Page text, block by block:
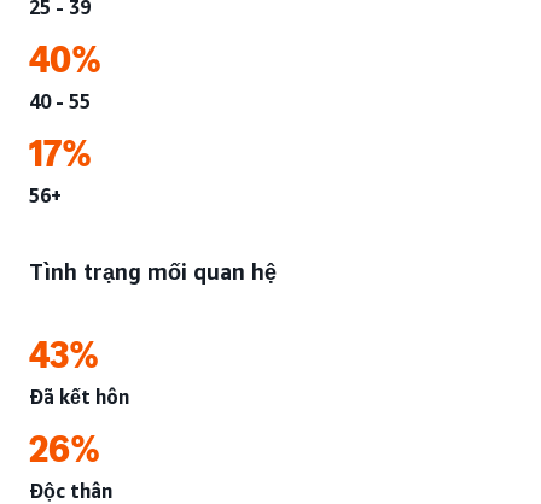
25 - 39
40%
40 - 55
17%
56+
Tình trạng mối quan hệ
43%
Đã kết hôn
26%
Độc thân